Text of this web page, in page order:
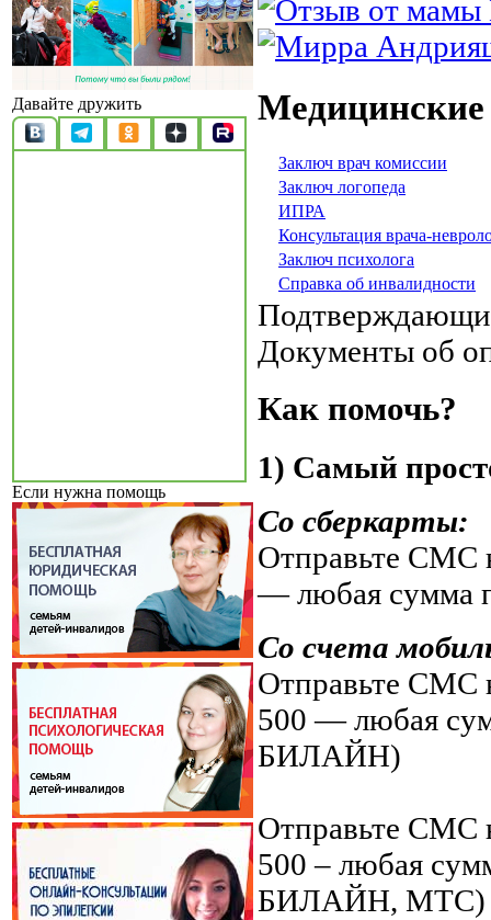
Давайте дружить
Если нужна помощь
Заключ врач комиссии
Заключ логопеда
ИПРА
Консультация врача-
Заключ психолога
Справка об инвалидности
Документы об
Как помочь?
1) Самый
Со сберкарты:
Отправьте СМС
— любая сумма
Со счета
Отправьте СМС
500 — любая
БИЛАЙН)
Отправьте СМС
500 – любая
БИЛАЙН, МТС)